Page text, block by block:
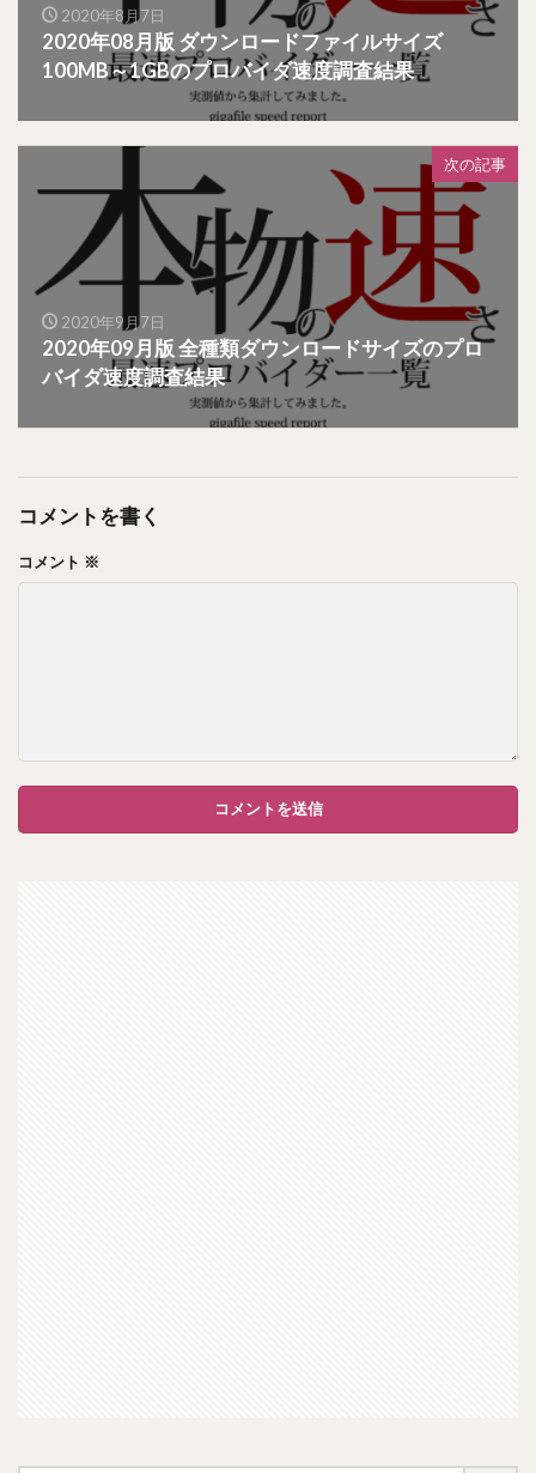
2020年8月7日
2020年08月版 ダウンロードファイルサイズ
100MB～1GBのプロバイダ速度調査結果
次の記事
2020年9月7日
2020年09月版 全種類ダウンロードサイズのプロ
バイダ速度調査結果
コメントを書く
コメント ※